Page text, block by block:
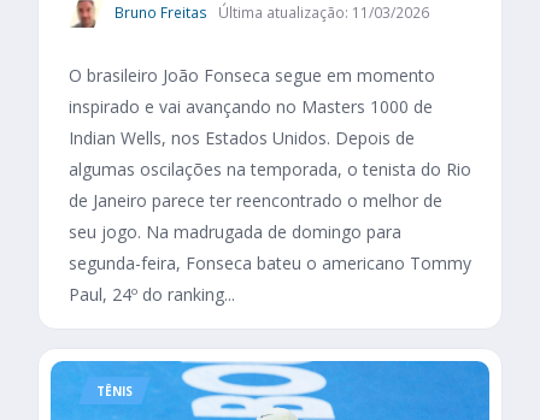
Bruno Freitas Última atualização: 11/03/2026
O brasileiro João Fonseca segue em momento
inspirado e vai avançando no Masters 1000 de
Indian Wells, nos Estados Unidos. Depois de
algumas oscilações na temporada, o tenista do Rio
de Janeiro parece ter reencontrado o melhor de
seu jogo. Na madrugada de domingo para
segunda-feira, Fonseca bateu o americano Tommy
Paul, 24º do ranking...
TÊNIS